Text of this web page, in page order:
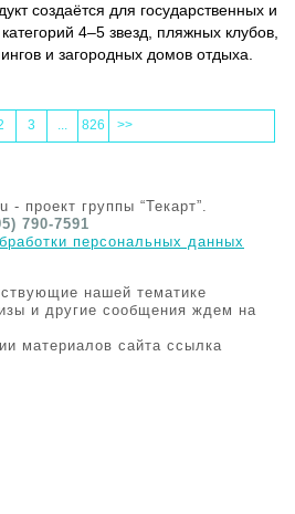
создаётся для государственных и
4–5 звезд, пляжных клубов,
и загородных домов отдыха.
3 ... 826 >>
проект группы “Текарт”.
790-7591
персональных данных
нашей тематике
и другие сообщения ждем на
материалов сайта ссылка